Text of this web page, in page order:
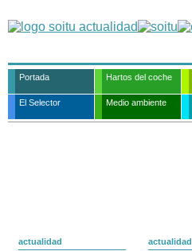
Portada Hartos del coche
El Selector Medio ambiente
actualidad
actualidad